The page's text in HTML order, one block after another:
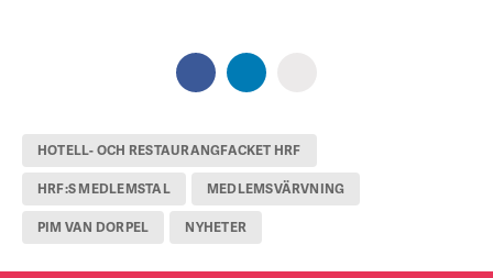
HOTELL- OCH RESTAURANGFACKET HRF
HRF:S MEDLEMSTAL MEDLEMSVÄRVNING
PIM VAN DORPEL NYHETER